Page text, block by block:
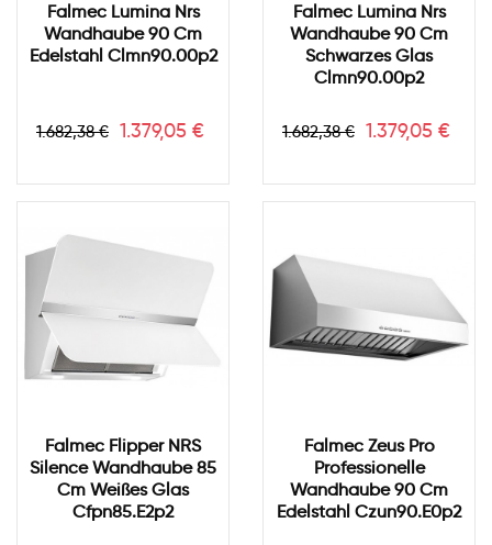
Falmec Lumina Nrs
Wandhaube 90 Cm
Edelstahl Clmn90.00p2
Verkaufspreis
1.682,38 € Preis
1.379,05 €
Falmec Lumina Nrs
Wandhaube 90 Cm
Schwarzes Glas
Clmn90.00p2
Verkaufspreis
1.682,38 € Preis
1.379,05 €
Falmec Flipper NRS
Silence Wandhaube 85
Cm Weißes Glas
Cfpn85.e2p2
Falmec Zeus Pro
Professionelle
Wandhaube 90 Cm
Edelstahl Czun90.e0p2